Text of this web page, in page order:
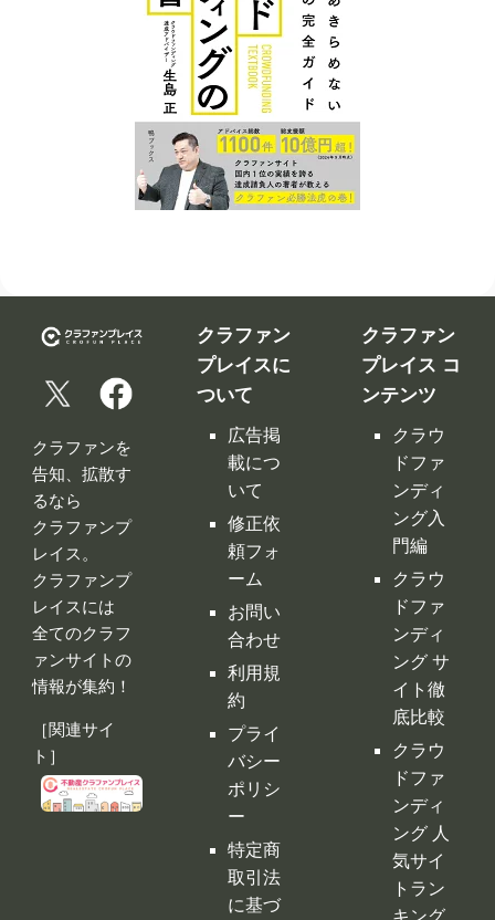
告知、拡散す
クラファンプ
クラファンプ
全てのクラフ
ァンサイトの
情報が集約！
［関連サイ
ト］
クラファン
プレイスに
ついて
修正依
頼フォ
ーム
お問い
合わせ
利用規
約
プライ
バシー
ポリシ
ー
特定商
取引法
に基づ
く表示
運営会
社
ング入
門編
クラウ
ドファ
ンディ
ング サ
イト徹
底比較
クラウ
ドファ
ンディ
ング 人
気サイ
トラン
クラウ
ドファ
ンディ
ング代
行・コ
ンサル